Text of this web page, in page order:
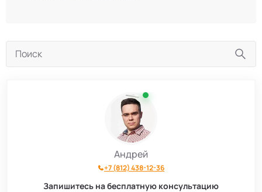
Андрей
+7 (812) 438-12-36
Запишитесь на бесплатную консультацию